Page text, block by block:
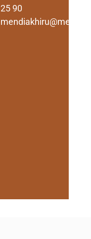
25 90